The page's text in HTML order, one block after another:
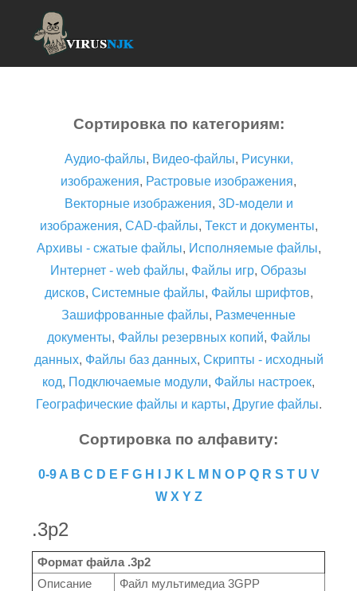
Сортировка по категориям:
Аудио-файлы, Видео-файлы, Рисунки,
изображения, Растровые изображения,
Векторные изображения, 3D-модели и
изображения, CAD-файлы, Текст и документы,
Архивы - сжатые файлы, Исполняемые файлы,
Интернет - web файлы, Файлы игр, Образы
дисков, Системные файлы, Файлы шрифтов,
Зашифрованные файлы, Размеченные
документы, Файлы резервных копий, Файлы
данных, Файлы баз данных, Скрипты - исходный
код, Подключаемые модули, Файлы настроек,
Географические файлы и карты, Другие файлы.
Сортировка по алфавиту:
0-9 A B C D E F G H J K L M N O P Q R S T U V
W X Y Z
.3p2
Формат файла .3p2
Описание
Файл мультимедиа 3GPP